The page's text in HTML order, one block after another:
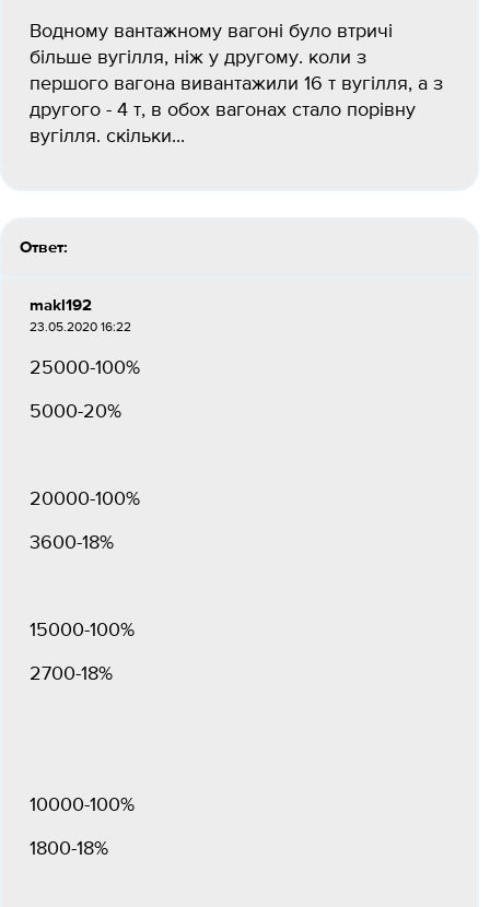
Водному вантажному вагоні було втричі
більше вугілля, ніж у другому. коли з
першого вагона вивантажили 16 т вугілля, а з
другого - 4 т, в обох вагонах стало порівну
вугілля. скільки...
Ответ:
makl192
23.05.2020 16:22
25000-100%
5000-20%
20000-100%
3600-18%
15000-100%
2700-18%
10000-100%
1800-18%